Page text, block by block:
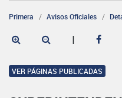
Primera Avisos Oficiales
|
VER PÁGINAS PUBLICADAS